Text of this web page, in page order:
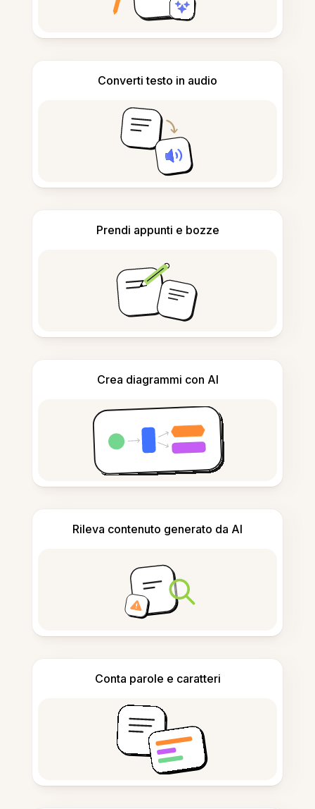
Converti testo in audio
Prendi appunti e bozze
Crea diagrammi con AI
Rileva contenuto generato da AI
Conta parole e caratteri